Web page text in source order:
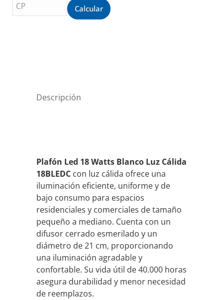
Calcular
Descripción
Plafón Led 18 Watts Blanco Luz Cálida
18BLEDC con luz cálida ofrece una
iluminación eficiente, uniforme y de
bajo consumo para espacios
residenciales y comerciales de tamaño
pequeño a mediano. Cuenta con un
difusor cerrado esmerilado y un
diámetro de 21 cm, proporcionando
una iluminación agradable y
confortable. Su vida útil de 40.000 horas
asegura durabilidad y menor necesidad
de reemplazos.